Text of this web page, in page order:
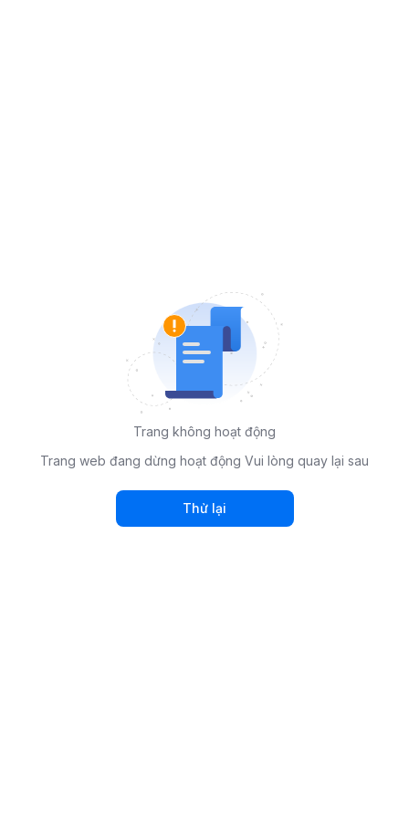
Trang không hoạt động
Trang web đang dừng hoạt động Vui lòng quay lại sau
Thử lại